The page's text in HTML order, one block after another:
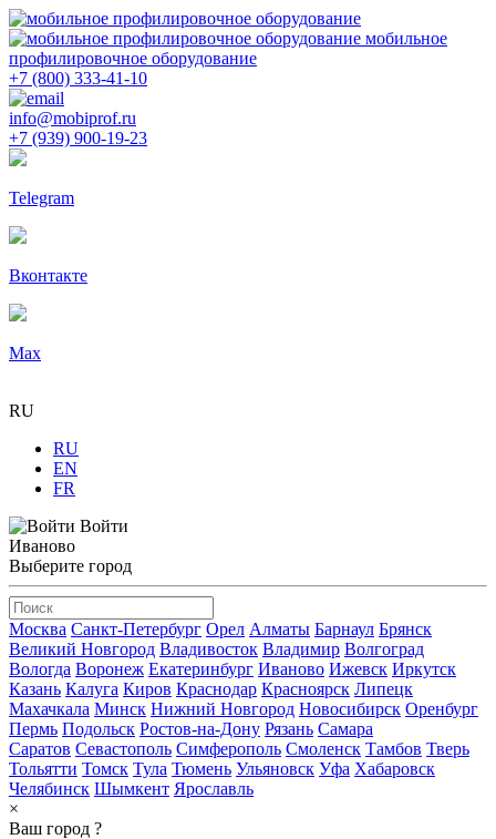
мобильное
профилировочное оборудование
+7 (800) 333-41-10
info@mobiprof.ru
+7 (939) 900-19-23
Telegram
Вконтакте
Max
RU
RU
EN
FR
Войти
Иваново
Выберите город
Москва Санкт-Петербург Орел Алматы Барнаул Брянск
Великий Новгород Владивосток Владимир Волгоград
Вологда Воронеж Екатеринбург Иваново Ижевск Иркутск
Казань Калуга Киров Краснодар Красноярск Липецк
Махачкала Минск Нижний Новгород Новосибирск Оренбург
Пермь Подольск Ростов-на-Дону Рязань Самара
Саратов Севастополь Симферополь Смоленск Тамбов Тверь
Тольятти Томск Тула Тюмень Ульяновск Уфа Хабаровск
Челябинск Шымкент Ярославль
×
Ваш город ?